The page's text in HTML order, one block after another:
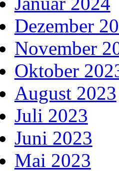
Dezember
November
Oktober
August 2023
Juli 2023
Juni 2023
Mai 2023